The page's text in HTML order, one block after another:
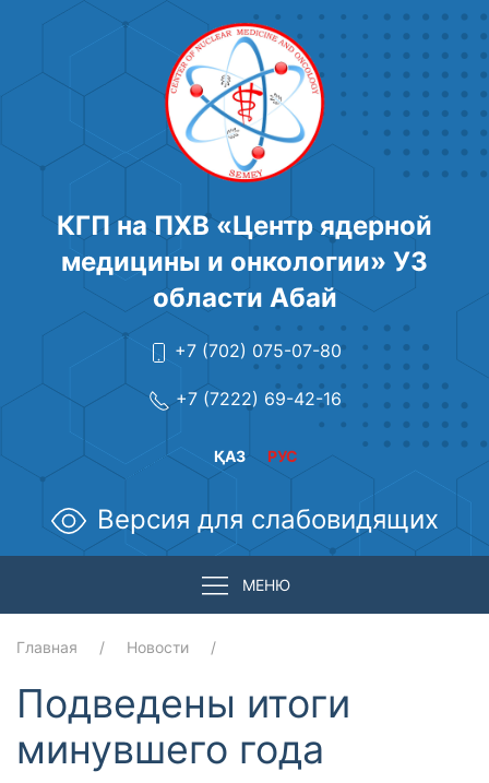
КГП на ПХВ «Центр ядерной
медицины и онкологии» УЗ
области Абай
+7 (702) 075-07-80
+7 (7222) 69-42-16
РУС
ҚАЗ
Версия для слабовидящих
МЕНЮ
Главная Новости
Подведены итоги
минувшего года